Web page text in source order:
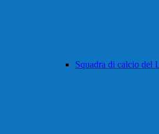
Squadra di calcio del